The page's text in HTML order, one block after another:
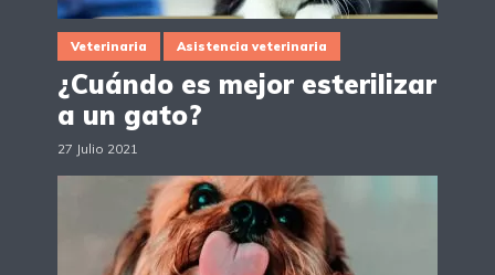
Veterinaria Asistencia veterinaria
¿Cuándo es mejor esterilizar
a un gato?
27 Julio 2021